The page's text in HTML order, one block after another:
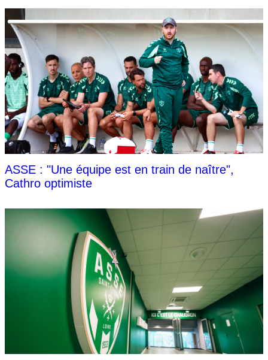
ASSE : "Une équipe est en train de naître",
Cathro optimiste